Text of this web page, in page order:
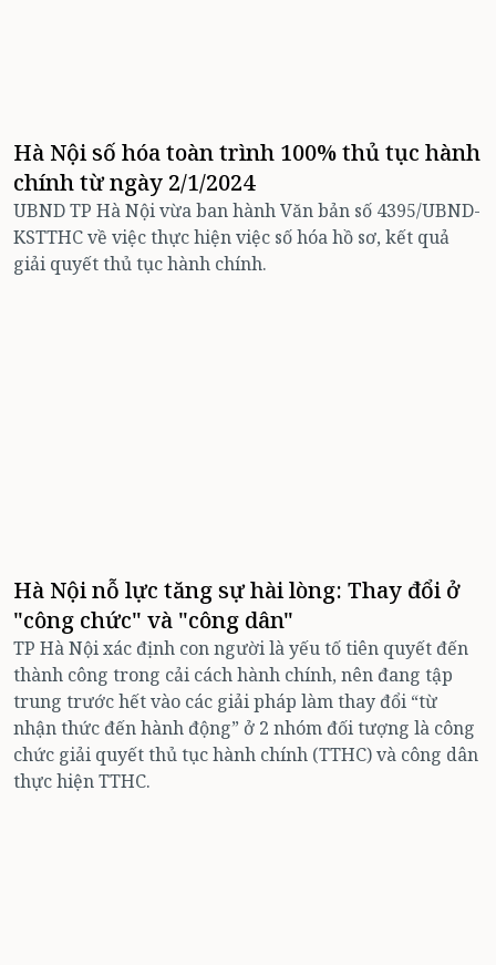
Hà Nội số hóa toàn trình 100% thủ tục hành
chính từ ngày 2/1/2024
UBND TP Hà Nội vừa ban hành Văn bản số 4395/UBND-
KSTTHC về việc thực hiện việc số hóa hồ sơ, kết quả
giải quyết thủ tục hành chính.
Hà Nội nỗ lực tăng sự hài lòng: Thay đổi ở
"công chức" và "công dân"
TP Hà Nội xác định con người là yếu tố tiên quyết đến
thành công trong cải cách hành chính, nên đang tập
trung trước hết vào các giải pháp làm thay đổi “từ
nhận thức đến hành động” ở 2 nhóm đối tượng là công
chức giải quyết thủ tục hành chính (TTHC) và công dân
thực hiện TTHC.